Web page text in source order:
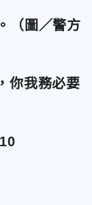
（圖／警方
你我務必要